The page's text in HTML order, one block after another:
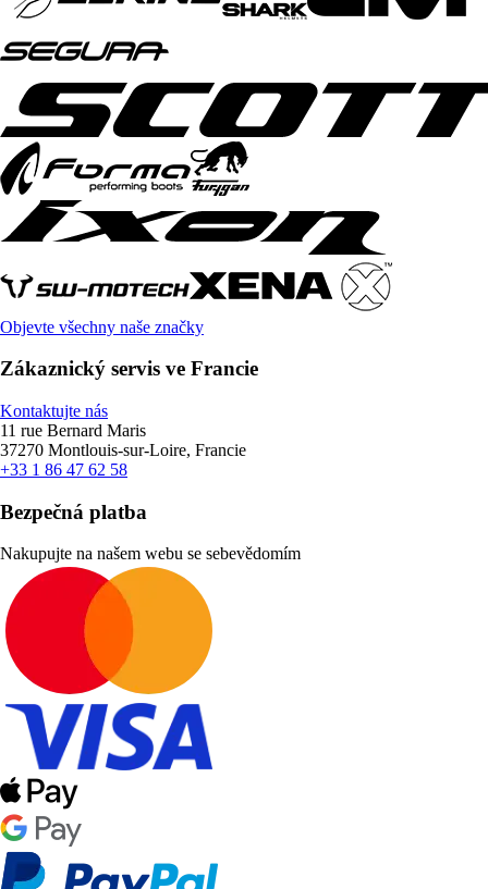
Objevte všechny naše značky
Zákaznický servis ve Francie
Kontaktujte nás
11 rue Bernard Maris
37270 Montlouis-sur-Loire, Francie
+33 1 86 47 62 58
Bezpečná platba
Nakupujte na našem webu se sebevědomím